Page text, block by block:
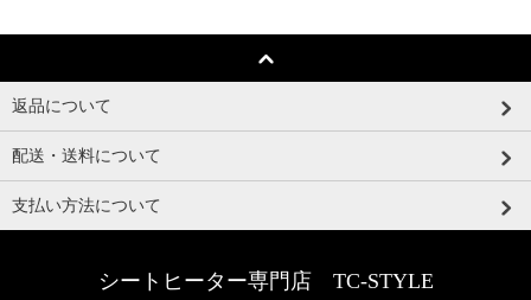
返品について
配送・送料について
支払い方法について
シートヒーター専門店 TC-STYLE